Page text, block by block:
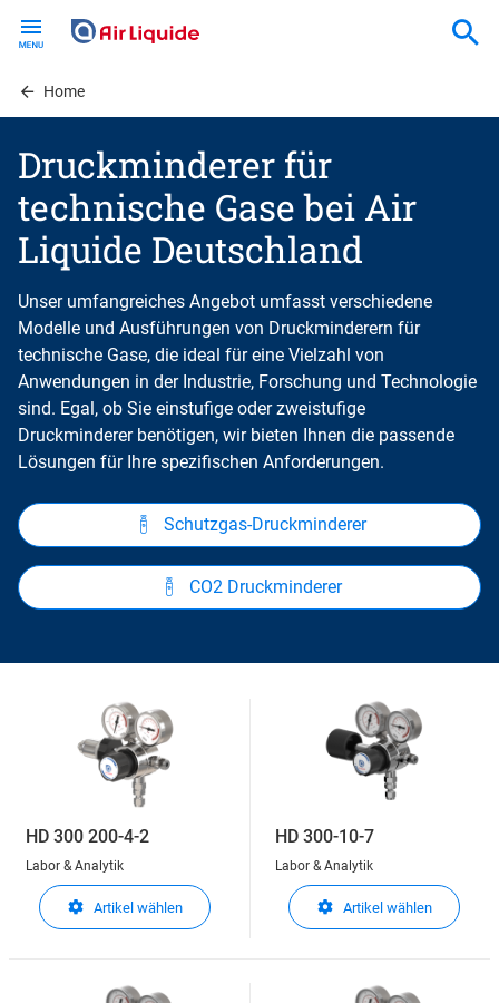
contentHome
Druckminderer für
technische Gase bei Air
Liquide Deutschland
Unser umfangreiches Angebot umfasst verschiedene
Modelle und Ausführungen von Druckminderern für
technische Gase, die ideal für eine Vielzahl von
Anwendungen in der Industrie, Forschung und Technologie
sind. Egal, ob Sie einstufige oder zweistufige
Druckminderer benötigen, wir bieten Ihnen die passende
Lösungen für Ihre spezifischen Anforderungen.
Schutzgas-Druckminderer
CO2 Druckminderer
HD 300 200-4-2
Labor & Analytik
Artikel wählen
HD 300-10-7
Labor & Analytik
Artikel wählen